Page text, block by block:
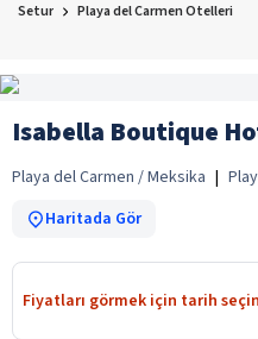
Setur Playa del Carmen Otelleri
Isabella Boutique
Playa del Carmen / Meksika |
Haritada Gör
Fiyatları görmek için tarih